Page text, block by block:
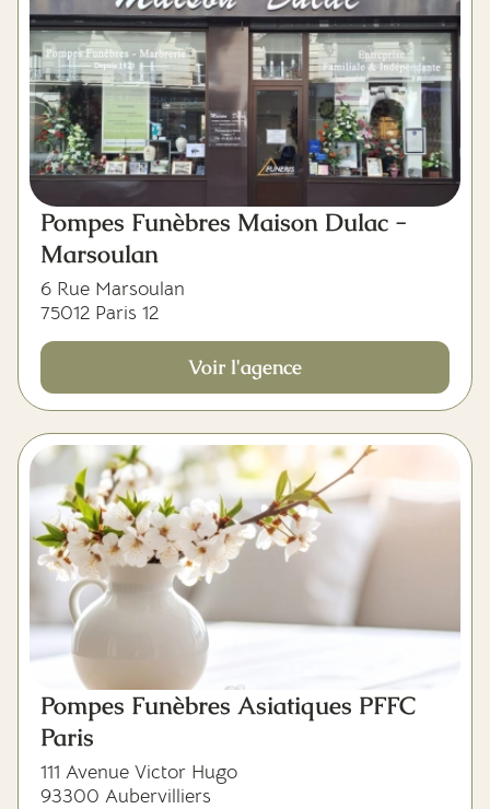
Pompes Funèbres Maison Dulac -
Marsoulan
6 Rue Marsoulan
75012 Paris 12
Voir l'agence
Pompes Funèbres Asiatiques PFFC
Paris
111 Avenue Victor Hugo
93300 Aubervilliers